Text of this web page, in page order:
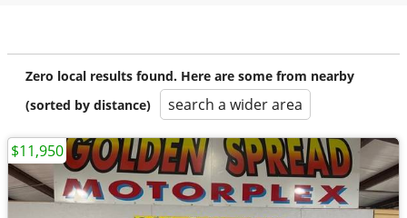
Zero local results found. Here are some from nearby
(sorted by distance)
search a wider area
$11,950